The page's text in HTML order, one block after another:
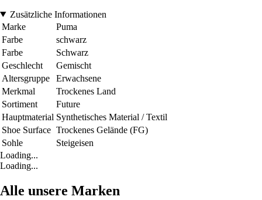
Zusätzliche Informationen
Marke
Puma
Farbe
schwarz
Farbe
Schwarz
Geschlecht
Gemischt
Altersgruppe
Erwachsene
Merkmal
Trockenes Land
Sortiment
Future
Hauptmaterial Synthetisches Material / Textil
Shoe Surface Trockenes Gelände (FG)
Sohle
Steigeisen
Loading...
Loading...
Alle unsere Marken